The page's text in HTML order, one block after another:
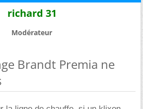
richard 31
Modérateur
Brandt Premia ne